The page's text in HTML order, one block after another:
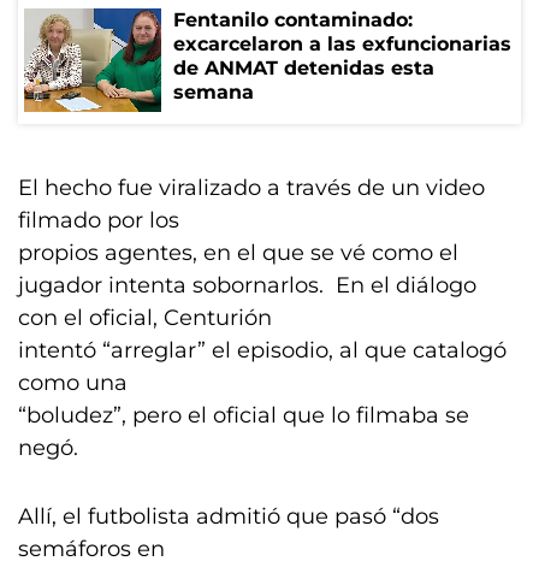
Fentanilo contaminado:
excarcelaron a las exfuncionarias
de ANMAT detenidas esta
semana
El hecho fue viralizado a través de un video
filmado por los
propios agentes, en el que se vé como el
jugador intenta sobornarlos. En el diálogo
con el oficial, Centurión
intentó “arreglar” el episodio, al que catalogó
como una
“boludez”, pero el oficial que lo filmaba se
negó.
Allí, el futbolista admitió que pasó “dos
semáforos en